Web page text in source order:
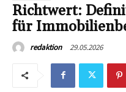
Richtwert:
für
redaktion 29.05.2026